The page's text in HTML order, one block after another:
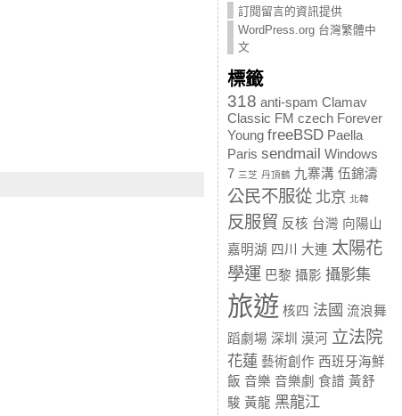
訂閱留言的資訊提供
WordPress.org 台灣繁體中
文
標籤
318 anti-spam Clamav
Classic FM czech Forever
Young freeBSD Paella
Paris sendmail Windows
7 三芝 丹頂鶴 九寨溝 伍錦濤
公民不服從 北京 北韓
反服貿 反核 台灣 向陽山
嘉明湖 四川 大連 太陽花
學運 巴黎 攝影 攝影集
旅遊 核四 法國 流浪舞
蹈劇場 深圳 漠河 立法院
花蓮 藝術創作 西班牙海鮮
飯 音樂 音樂劇 食譜 黃舒
駿 黃龍 黑龍江